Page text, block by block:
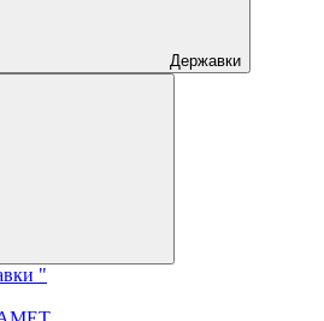
Державки
"